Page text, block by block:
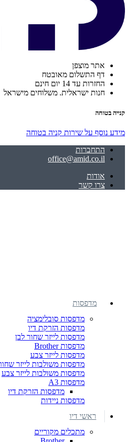
אתר מוצפן
דף התשלום מאובטח
החזרות עד 14 יום חינם
חנות ישראלית. משלוחים מישראל
קנייה בטוחה
מידע נוסף על שירות קניה בטוחה
התחברות
office@amid.co.il
אודות
צרו קשר
מדפסות
מדפסות סובלימציה
מדפסות הזרקת דיו
מדפסות לייזר שחור לבן
מדפסות Brother
מדפסות לייזר צבע
מדפסות משולבות לייזר
מדפסות משולבות לייזר צבע
מדפסות A3
מדפסות הזרקת דיו
מדפסות ניידות
ראשי דיו
מתכלים מקוריים